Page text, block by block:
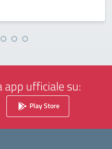
app ufficiale su:
Play Store